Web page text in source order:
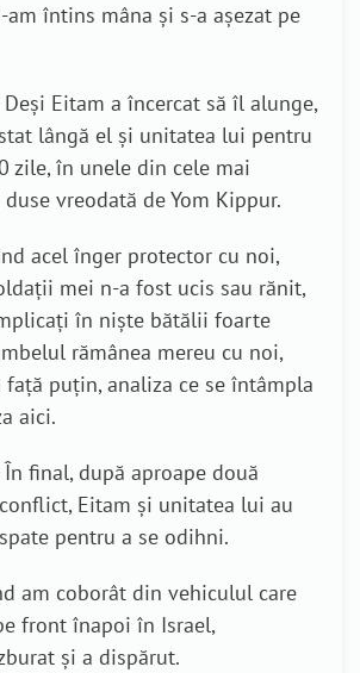
am întins mâna și s-a așezat pe
Eitam a încercat să îl alunge,
lângă el și unitatea lui pentru
zile, în unele din cele mai
vreodată de Yom Kippur.
acel înger protector cu noi,
mei n-a fost ucis sau rănit,
în niște bătălii foarte
rămânea mereu cu noi,
puțin, analiza ce se întâmpla
aici.
final, după aproape două
Eitam și unitatea lui au
pentru a se odihni.
am coborât din vehiculul care
front înapoi în Israel,
și a dispărut.